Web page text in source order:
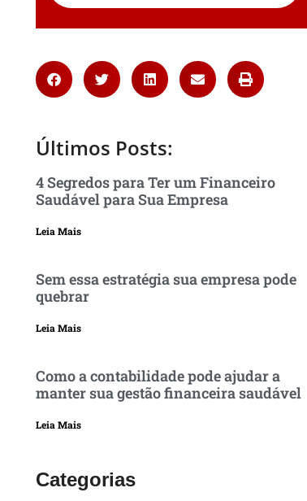
Últimos Posts:
4 Segredos para Ter um Financeiro
Saudável para Sua Empresa
Leia Mais
Sem essa estratégia sua empresa pode
quebrar
Leia Mais
Como a contabilidade pode ajudar a
manter sua gestão financeira saudável
Leia Mais
Categorias